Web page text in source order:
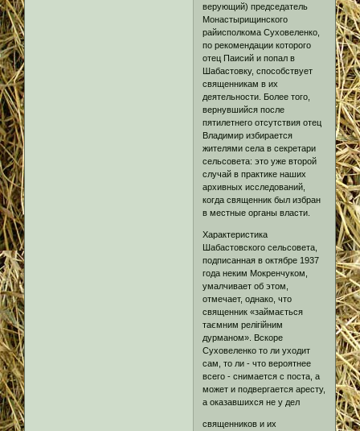
верующий) председатель
Монастырищинского
райисполкома Суховеленко,
по рекомендации которого
отец Паисий и попал в
Шабастовку, способствует
священникам в их
деятельности. Более того,
вернувшийся после
пятилетнего отсутствия отец
Владимир избирается
жителями села в секретари
сельсовета: это уже второй
случай в практике наших
архивных исследований,
когда священник был избран
в местные органы власти.
Характеристика
Шабастовского сельсовета,
подписанная в октябре 1937
года неким Мокренчуком,
умалчивает об этом,
отмечает, однако, что
священник «займається
таємним релігійним
дурманом». Вскоре
Суховеленко то ли уходит
сам, то ли - что вероятнее
всего - снимается с поста, а
может и подвергается аресту,
а оказавшихся не у дел
священников и их